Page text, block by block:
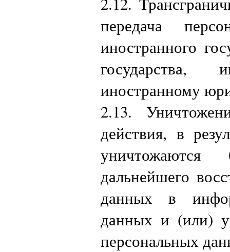
передача
иностранного
государства,
иностранному
2.13.
действия, в
уничтожаются
дальнейшего
данных в
данных и (или)
персональных